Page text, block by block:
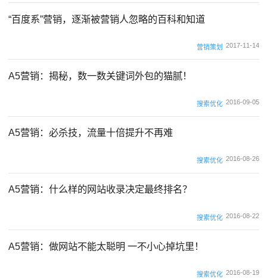
“百度系”营销，逐渐被营销人忽略的百科和知道
营销策划 2017-11-14
A5营销：揭秘，数一数关键词外包的猫腻！
搜索优化 2016-09-05
A5营销：必杀技，流量十倍提升不再难
搜索优化 2016-08-26
A5营销：什么样的网站收录决定最终排名？
搜索优化 2016-08-22
A5营销：做网站不能太聪明 一不小心掉坑里！
搜索优化 2016-08-19